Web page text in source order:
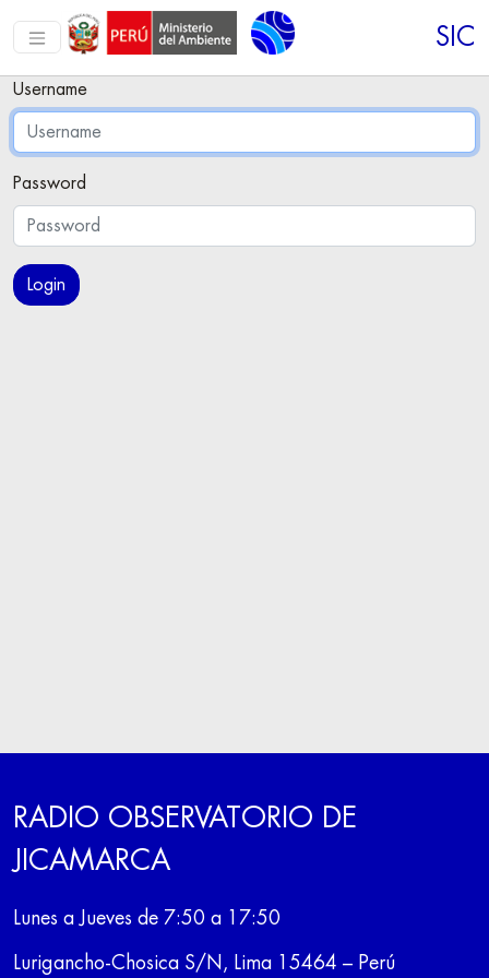
SIC
Username
Password
Login
RADIO OBSERVATORIO DE
JICAMARCA
Lunes a Jueves de 7:50 a 17:50
Lurigancho-Chosica S/N, Lima 15464 – Perú